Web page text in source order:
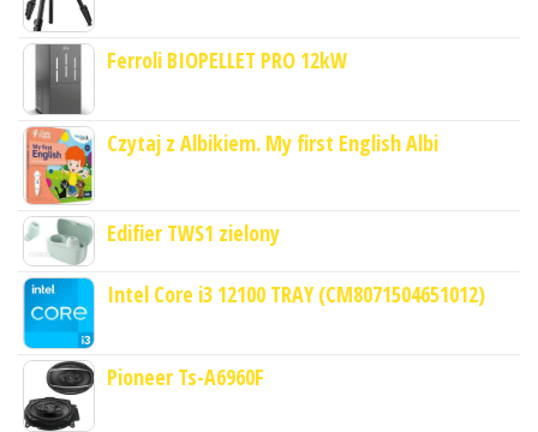
Ferroli BIOPELLET PRO 12kW
Czytaj z Albikiem. My first English Albi
Edifier TWS1 zielony
Intel Core i3 12100 TRAY (CM8071504651012)
Pioneer Ts-A6960F